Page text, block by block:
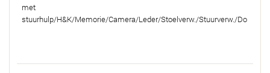
met
stuurhulp/H&K/Memorie/Camera/Leder/Stoelverw./Stuurverw./Do